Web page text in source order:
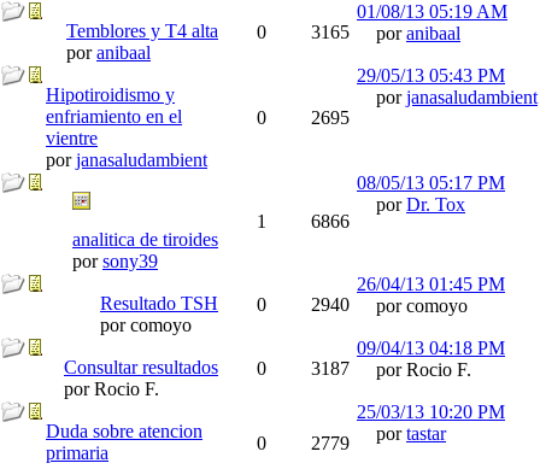
Temblores y T4 alta
poranibaal
0 3165
01/08/13 05:19 AM
poranibaal
Hipotiroidismo y
enfriamiento en el
vientre
porjanasaludambient
0 2695
29/05/13 05:43 PM
porjanasaludambient
analitica de tiroides
porsony39
1 6866
08/05/13 05:17 PM
porDr. Tox
Resultado TSH
por comoyo
0 2940
26/04/13 01:45 PM
por comoyo
Consultar resultados
por Rocio F.
0 3187
09/04/13 04:18 PM
por Rocio F.
Duda sobre atencion
primaria
0 2779
25/03/13 10:20 PM
portastar